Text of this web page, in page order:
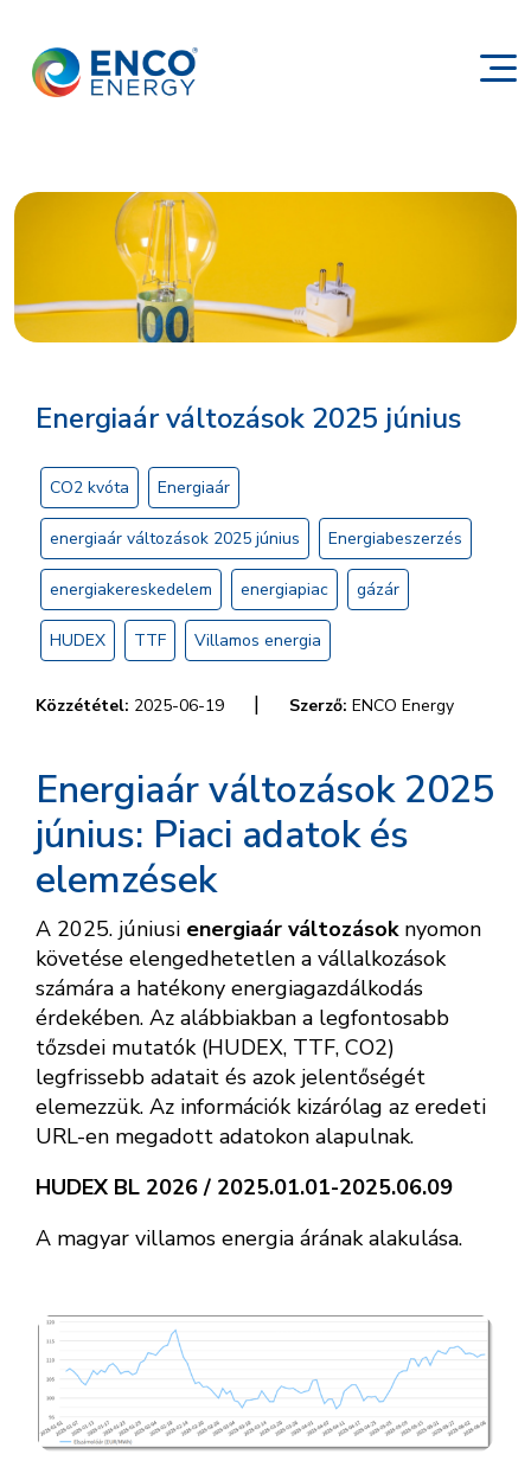
Energiaár változások 2025 június
CO2 kvóta Energiaár
energiaár változások 2025 június Energiabeszerzés
energiakereskedelem energiapiac gázár
HUDEX TTF Villamos energia
Közzététel: 2025-06-19 | Szerző: ENCO Energy
Energiaár változások 2025
június: Piaci adatok és
elemzések
A 2025. júniusi energiaár változásoknyomon
követése elengedhetetlen a vállalkozások
számára a hatékony energiagazdálkodás
érdekében. Az alábbiakban a legfontosabb
tőzsdei mutatók (HUDEX, TTF, CO2)
legfrissebb adatait és azok jelentőségét
elemezzük. Az információk kizárólag az eredeti
URL-en megadott adatokon alapulnak.
HUDEX BL 2026 / 2025.01.01-2025.06.09
A magyar villamos energia árának alakulása.